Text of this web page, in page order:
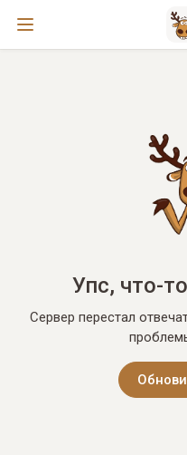
Упс, что-
Сервер перестал